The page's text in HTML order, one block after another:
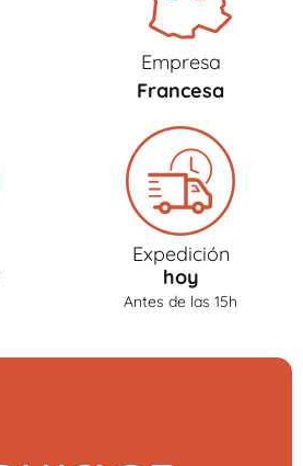
Empresa
Francesa
Expedición
hoy
Antes de las 15h